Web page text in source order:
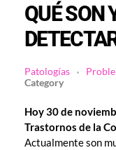
QUÉ SON
Patologías
Hoy 30 de
Trastornos de la
Actualmente son